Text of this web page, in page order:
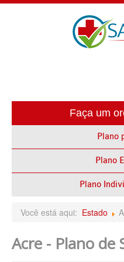
PLANO DE SAÚDE
ALLIANZ PLANO DE SAÚDE
AMEPLAN PLANO DE SAÚDE
BIOVIDA PLANO DE SAÚDE
Faça um
Plano
Plano
Plano
Você está aqui: Estado
Acre - Plano de